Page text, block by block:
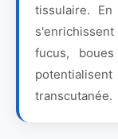
tissulaire. En
fucus,
transcutanée.